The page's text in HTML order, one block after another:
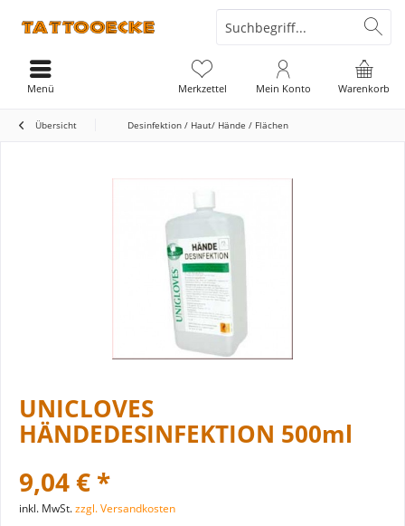
Warenkorb
Merkzettel Mein Konto
Menü
Übersicht Desinfektion / Haut/ Hände / Flächen
UNICLOVES
HÄNDEDESINFEKTION 500ml
9,04 € *
inkl. MwSt.zzgl. Versandkosten